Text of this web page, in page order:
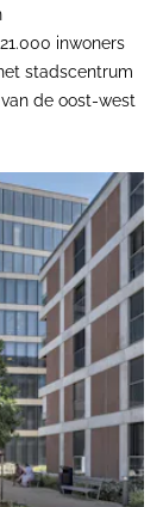
inwoners
stadscentrum
de oost-west